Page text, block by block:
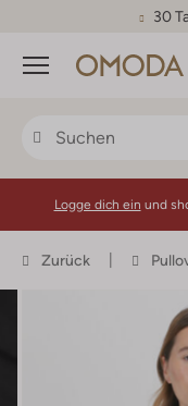
30
Menü
Logge dich ein und
Zurück